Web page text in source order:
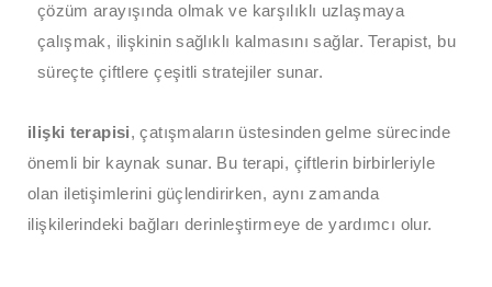
çözüm arayışında olmak ve karşılıklı uzlaşmaya
çalışmak, ilişkinin sağlıklı kalmasını sağlar. Terapist, bu
süreçte çiftlere çeşitli stratejiler sunar.
ilişki terapisi, çatışmaların üstesinden gelme sürecinde
önemli bir kaynak sunar. Bu terapi, çiftlerin birbirleriyle
olan iletişimlerini güçlendirirken, aynı zamanda
ilişkilerindeki bağları derinleştirmeye de yardımcı olur.